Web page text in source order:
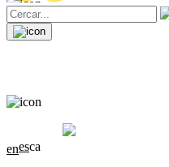
0.18 (+0.89%)
enesca